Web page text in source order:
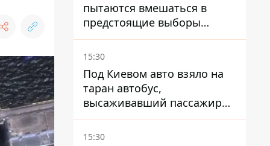
пытаются вмешаться в
предстоящие выборы
президента благодаря
ботам
15:30
Под Киевом авто взяло на
таран автобус,
высаживавший пассажиров
на остановке - пассажир в
больнице
15:30